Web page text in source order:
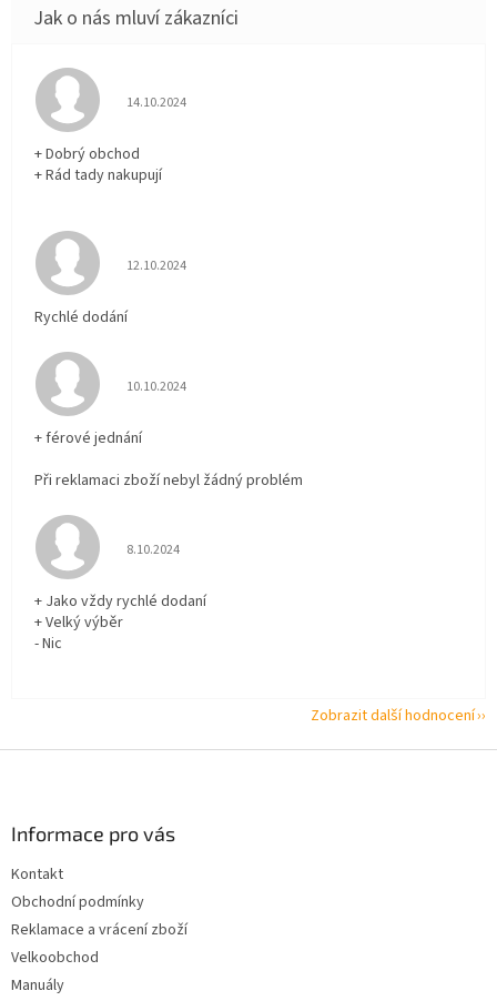
Hodnocení obchodu je 5 z 5 hvězdiček.
14.10.2024
+ Dobrý obchod
+ Rád tady nakupují
Hodnocení obchodu je 5 z 5 hvězdiček.
12.10.2024
Rychlé dodání
Hodnocení obchodu je 5 z 5 hvězdiček.
10.10.2024
+ férové jednání
Při reklamaci zboží nebyl žádný problém
Hodnocení obchodu je 5 z 5 hvězdiček.
8.10.2024
+ Jako vždy rychlé dodaní
+ Velký výběr
- Nic
Zobrazit další hodnocení
Informace pro vás
Kontakt
Obchodní podmínky
Reklamace a vrácení zboží
Velkoobchod
Manuály